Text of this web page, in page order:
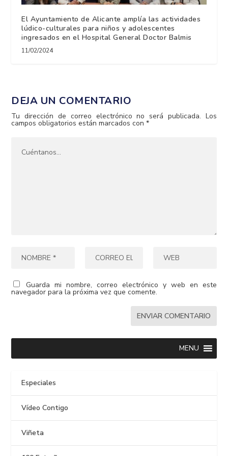
El Ayuntamiento de Alicante amplía las actividades
lúdico-culturales para niños y adolescentes
ingresados en el Hospital General Doctor Balmis
11/02/2024
DEJA UN COMENTARIO
Tu dirección de correo electrónico no será publicada. Los
campos obligatorios están marcados con*
Guarda mi nombre, correo electrónico y web en este
navegador para la próxima vez que comente.
MENU
Especiales
Vídeo Contigo
Viñeta